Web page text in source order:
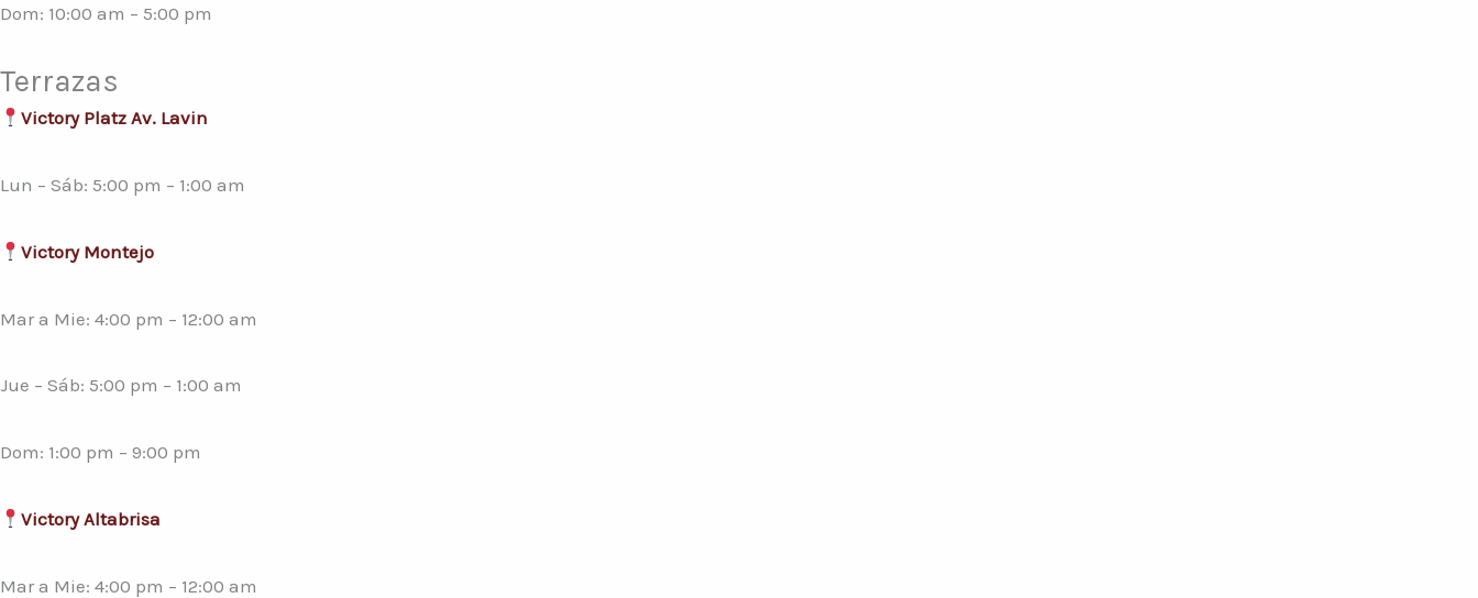
Dom: 10:00 am – 5:00 pm
Terrazas
Victory Platz Av. Lavin
Lun – Sáb: 5:00 pm – 1:00 am
Victory Montejo
Mar a Mie: 4:00 pm – 12:00 am
Jue – Sáb: 5:00 pm – 1:00 am
Dom: 1:00 pm – 9:00 pm
Victory Altabrisa
Mar a Mie: 4:00 pm – 12:00 am